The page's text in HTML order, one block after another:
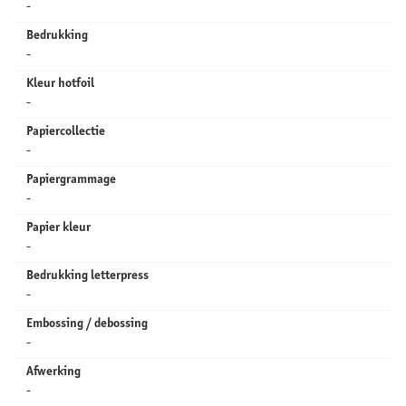
-
Bedrukking
-
Kleur hotfoil
-
Papiercollectie
-
Papiergrammage
-
Papier kleur
-
Bedrukking letterpress
-
Embossing / debossing
-
Afwerking
-